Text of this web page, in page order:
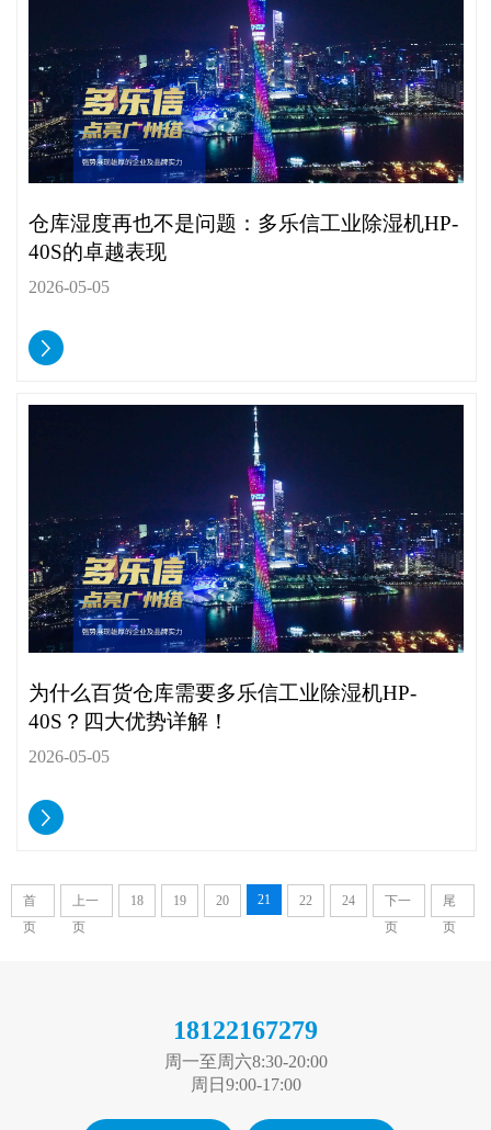
仓库湿度再也不是问题：多乐信工业除湿机HP-
40S的卓越表现
2026-05-05
为什么百货仓库需要多乐信工业除湿机HP-
40S？四大优势详解！
2026-05-05
首
页
上一
页
18 19 20 21 22 24
下一
页
尾
页
18122167279
周一至周六8:30-20:00
周日9:00-17:00